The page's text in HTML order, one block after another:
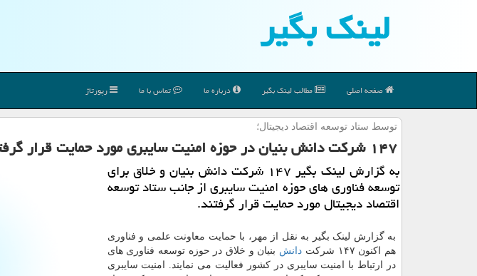
لینك بگیر
صفحه اصلی مطالب لینك بگیر درباره ما تماس با ما رپورتاژ
توسط ستاد توسعه اقتصاد دیجیتال؛
۱۴۷ شركت دانش بنیان در حوزه امنیت سایبری مورد حمایت قرار گرفتند
به گزارش لینک بگیر ۱۴۷ شرکت دانش بنیان و خلاق برای
توسعه فناوری های حوزه امنیت سایبری از جانب ستاد توسعه
اقتصاد دیجیتال مورد حمایت قرار گرفتند.
به گزارش لینک بگیر به نقل از مهر، با حمایت معاونت علمی و فناوری
هم اکنون ۱۴۷ شرکت
دانش بنیان و خلاق در حوزه توسعه فناوری های
در ارتباط با امنیت سایبری در کشور فعالیت می نمایند. امنیت سایبری